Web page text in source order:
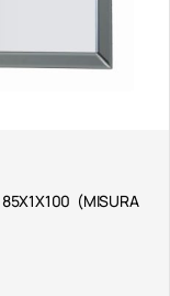
(MISURA